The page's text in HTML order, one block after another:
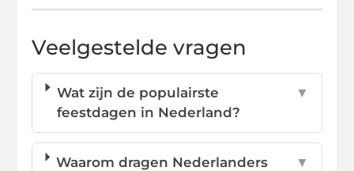
Veelgestelde vragen
Wat zijn de populairste
feestdagen in Nederland?
▼
Waarom dragen Nederlanders
▼